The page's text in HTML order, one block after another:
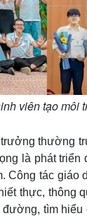
viên tạo môi
thường
là phát
Công tác
thực, thông
tìm